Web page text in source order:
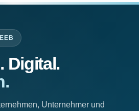
Digital.
Unternehmer und